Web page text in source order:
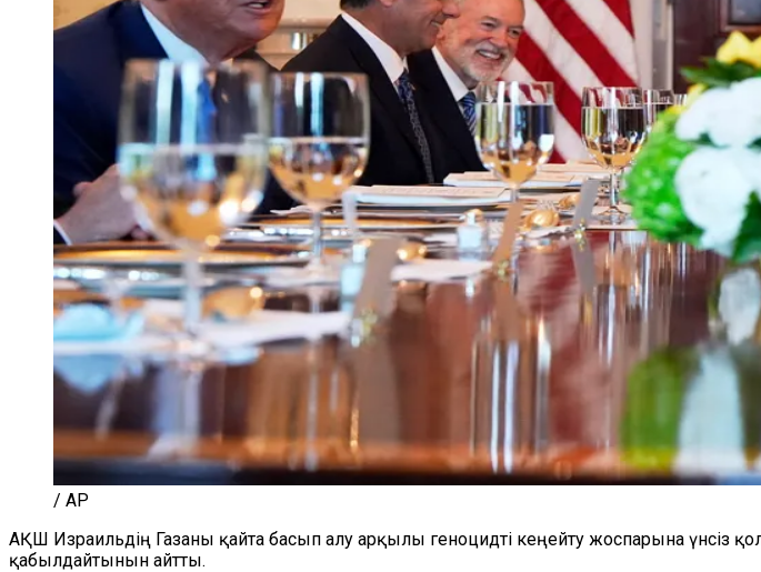
/ AP
АҚШ Израильдің Газаны қайта басып алу арқылы геноцидті кеңейту жоспарына үнсіз
қабылдайтынын айтты.